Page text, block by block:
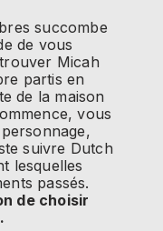
succombe
de vous
Micah
partis en
de la maison
vous
suivre Dutch
lesquelles
passés.
de choisir